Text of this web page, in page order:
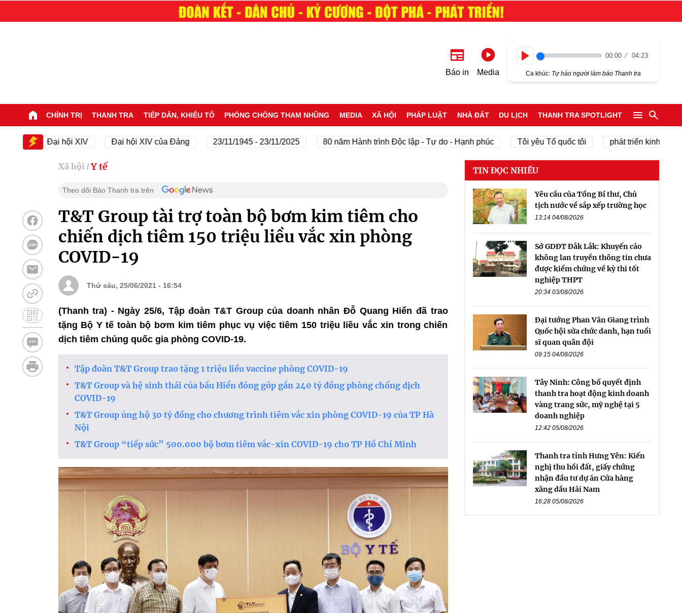
Báo in Media
00:00 04:23
Ca khúc: Tự hào người làm báo Thanh tra
CHÍNH TRỊ THANH TRA TIẾP DÂN, KHIẾU TỐ PHÒNG CHỐNG THAM NHŨNG MEDIA XÃ HỘI PHÁP LUẬT NHÀ ĐẤT DU LỊCH THANH TRA SPOTLIGHT
Đại hội XIV Đại hội XIV của Đảng 23/11/1945 - 23/11/2025 80 năm Hành trình Độc lập - Tự do - Hạnh phúc Tôi yêu Tổ quốc tôi phát triển kinh tế tư nhân
Xã hội / Y tế
Theo dõi Báo Thanh tra trên
T&T Group tài trợ toàn bộ bơm kim tiêm cho
chiến dịch tiêm 150 triệu liều vắc xin phòng
COVID-19
Thứ sáu, 25/06/2021 - 16:54
(Thanh tra) - Ngày 25/6, Tập đoàn T&T Group của doanh nhân Đỗ Quang Hiển đã trao
tặng Bộ Y tế toàn bộ bơm kim tiêm phục vụ việc tiêm 150 triệu liều vắc xin trong chiến
dịch tiêm chủng quốc gia phòng COVID-19.
Tập đoàn T&T Group trao tặng 1 triệu liều vaccine phòng COVID-19
T&T Group và hệ sinh thái của bầu Hiển đóng góp gần 240 tỷ đồng phòng chống dịch
COVID-19
T&T Group ủng hộ 30 tỷ đồng cho chương trình tiêm vắc xin phòng COVID-19 của TP Hà
Nội
T&T Group “tiếp sức” 500.000 bộ bơm tiêm vắc-xin COVID-19 cho TP Hồ Chí Minh
TIN ĐỌC NHIỀU
Yêu cầu của Tổng Bí thư, Chủ
tịch nước về sắp xếp trường học
13:14 04/08/2026
Sở GDĐT Đắk Lắk: Khuyến cáo
không lan truyền thông tin chưa
được kiểm chứng về kỳ thi tốt
nghiệp THPT
20:34 03/08/2026
Đại tướng Phan Văn Giang trình
Quốc hội sửa chức danh, hạn tuổi
sĩ quan quân đội
09:15 04/08/2026
Tây Ninh: Công bố quyết định
thanh tra hoạt động kinh doanh
vàng trang sức, mỹ nghệ tại 5
doanh nghiệp
12:42 05/08/2026
Thanh tra tỉnh Hưng Yên: Kiến
nghị thu hồi đất, giấy chứng
nhận đầu tư dự án Cửa hàng
xăng dầu Hải Nam
16:28 05/08/2026